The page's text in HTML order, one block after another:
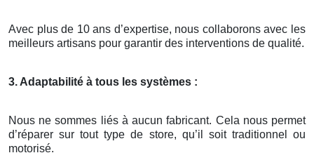
Avec plus de 10 ans d’expertise, nous collaborons avec les
meilleurs artisans pour garantir des interventions de qualité.
3. Adaptabilité à tous les systèmes :
Nous ne sommes liés à aucun fabricant. Cela nous permet
d’réparer sur tout type de store, qu’il soit traditionnel ou
motorisé.